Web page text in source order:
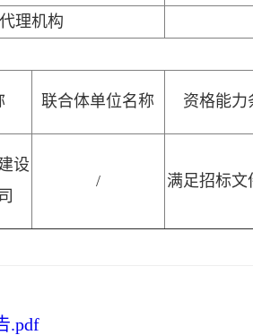
代理机构
联合体单位名称 资格能力
设
/ 满足招标文
.pdf